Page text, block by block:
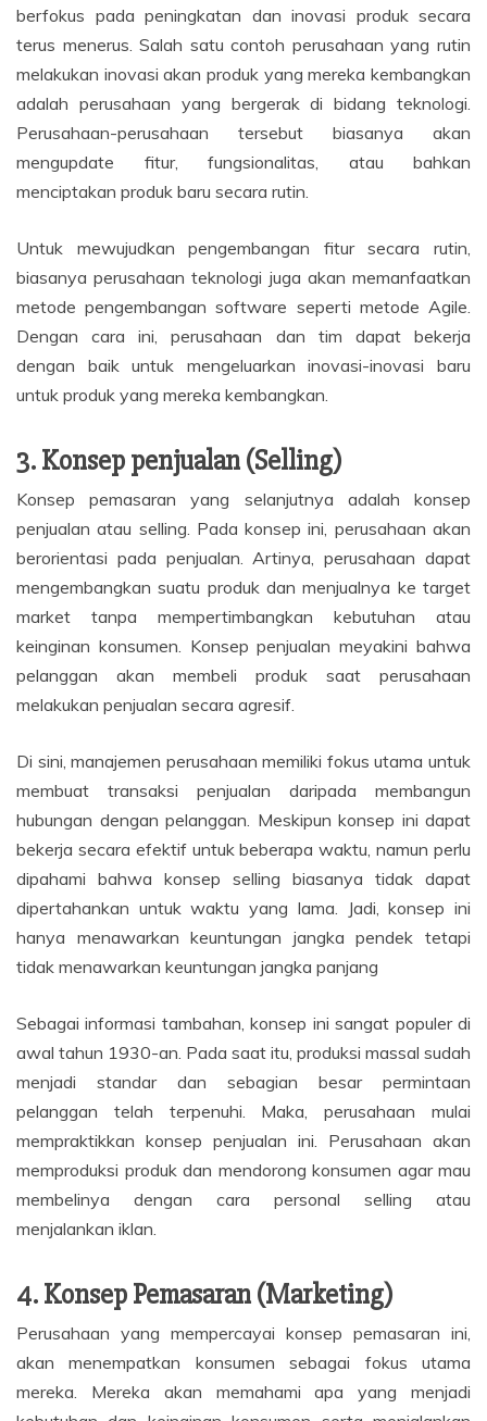
berfokus pada peningkatan dan inovasi produk secara
terus menerus. Salah satu contoh perusahaan yang rutin
melakukan inovasi akan produk yang mereka kembangkan
adalah perusahaan yang bergerak di bidang teknologi.
Perusahaan-perusahaan tersebut biasanya akan
mengupdate fitur, fungsionalitas, atau bahkan
menciptakan produk baru secara rutin.
Untuk mewujudkan pengembangan fitur secara rutin,
biasanya perusahaan teknologi juga akan memanfaatkan
metode pengembangan software seperti metode Agile.
Dengan cara ini, perusahaan dan tim dapat bekerja
dengan baik untuk mengeluarkan inovasi-inovasi baru
untuk produk yang mereka kembangkan.
3. Konsep penjualan (Selling)
Konsep pemasaran yang selanjutnya adalah konsep
penjualan atau selling. Pada konsep ini, perusahaan akan
berorientasi pada penjualan. Artinya, perusahaan dapat
mengembangkan suatu produk dan menjualnya ke target
market tanpa mempertimbangkan kebutuhan atau
keinginan konsumen. Konsep penjualan meyakini bahwa
pelanggan akan membeli produk saat perusahaan
melakukan penjualan secara agresif.
Di sini, manajemen perusahaan memiliki fokus utama untuk
membuat transaksi penjualan daripada membangun
hubungan dengan pelanggan. Meskipun konsep ini dapat
bekerja secara efektif untuk beberapa waktu, namun perlu
dipahami bahwa konsep selling biasanya tidak dapat
dipertahankan untuk waktu yang lama. Jadi, konsep ini
hanya menawarkan keuntungan jangka pendek tetapi
tidak menawarkan keuntungan jangka panjang
Sebagai informasi tambahan, konsep ini sangat populer di
awal tahun 1930-an. Pada saat itu, produksi massal sudah
menjadi standar dan sebagian besar permintaan
pelanggan telah terpenuhi. Maka, perusahaan mulai
mempraktikkan konsep penjualan ini. Perusahaan akan
memproduksi produk dan mendorong konsumen agar mau
membelinya dengan cara personal selling atau
menjalankan iklan.
4. Konsep Pemasaran (Marketing)
Perusahaan yang mempercayai konsep pemasaran ini,
akan menempatkan konsumen sebagai fokus utama
mereka. Mereka akan memahami apa yang menjadi